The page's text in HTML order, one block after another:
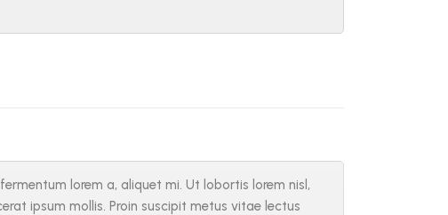
lorem a, aliquet mi. Ut lobortis lorem nisl,
ipsum mollis. Proin suscipit metus vitae lectus